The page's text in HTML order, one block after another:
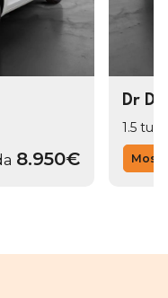
8.950€
Dr Dr
1.5